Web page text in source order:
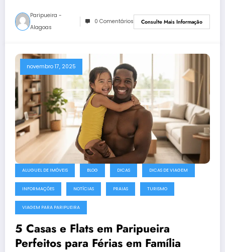
Paripueira -
Alagoas
0 Comentários Consulte Mais Informação
novembro 17, 2025
ALUGUEL DE IMÓVEIS BLOG DICAS DICAS DE VIAGEM
INFORMAÇÕES NOTÍCIAS PRAIAS TURISMO
VIAGEM PARA PARIPUEIRA
5 Casas e Flats em Paripueira
Perfeitos para Férias em Família